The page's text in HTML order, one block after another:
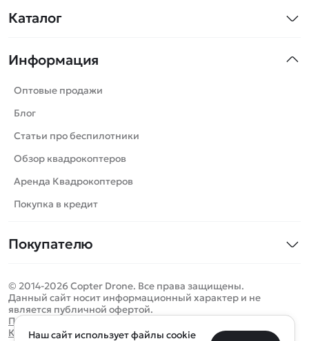
Каталог
Машинки
Танки
Вертолеты
Катера
Роботы
Самолеты
Сборные модели
Спецтехника
Игрушки
Запчасти для моделей
Бренды
Информация
Оптовые продажи
Блог
Статьи про беспилотники
Обзор квадрокоптеров
Аренда Квадрокоптеров
Покупка в кредит
Покупателю
Оплата и доставка
Помощь
Отследить заказ
© 2014-2026 Copter Drone. Все права защищены.
Данный сайт носит информационный характер и не
является публичной офертой.
Политика конфиденциальности
Карта сайта
Определить местоположение
Наш сайт использует файлы cookie